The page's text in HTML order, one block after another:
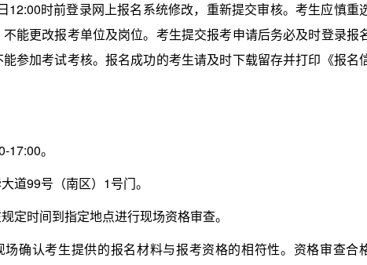
12:00时前登录网上报名系统修改，重新提交审核。考生应慎重
能更改报考单位及岗位。考生提交报考申请后务必及时登录报
参加考试考核。报名成功的考生请及时下载留存并打印《报名
。
99号（南区）1号门。
时间到指定地点进行现场资格审查。
认考生提供的报名材料与报考资格的相符性。资格审查合